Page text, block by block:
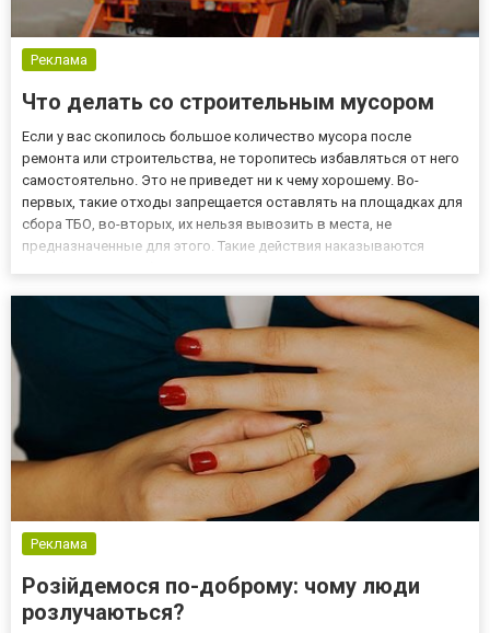
Реклама
Что делать со строительным мусором
Если у вас скопилось большое количество мусора после
ремонта или строительства, не торопитесь избавляться от него
самостоятельно. Это не приведет ни к чему хорошему. Во-
первых, такие отходы запрещается оставлять на площадках для
сбора ТБО, во-вторых, их нельзя вывозить в места, не
предназначенные для этого. Такие действия наказываются
Реклама
Розійдемося по-доброму: чому люди
розлучаються?